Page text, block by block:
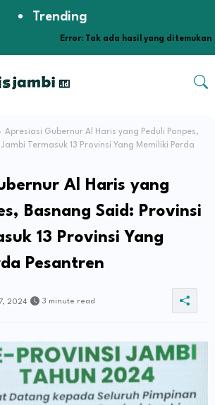
Trending
Error: Tak ada hasil yang ditemukan
Apresiasi Gubernur Al Haris yang Peduli Ponpes,
Termasuk 13 Provinsi Yang Memiliki Perda
Al Haris yang
Basnang Said: Provinsi
13 Provinsi Yang
Pesantren
2024 3 minute read